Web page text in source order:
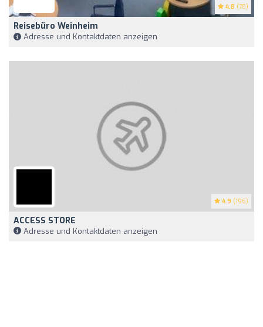
4.8 (78)
Reisebüro Weinheim
Adresse und Kontaktdaten anzeigen
4.9 (196)
ACCESS STORE
Adresse und Kontaktdaten anzeigen